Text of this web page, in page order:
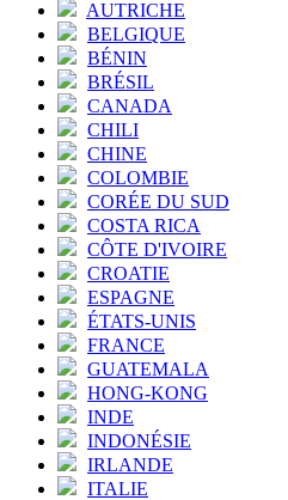
AUTRICHE
BELGIQUE
BÉNIN
BRÉSIL
CANADA
CHILI
CHINE
COLOMBIE
CORÉE DU SUD
COSTA RICA
CÔTE D'IVOIRE
CROATIE
ESPAGNE
ÉTATS-UNIS
FRANCE
GUATEMALA
HONG-KONG
INDE
INDONÉSIE
IRLANDE
ITALIE